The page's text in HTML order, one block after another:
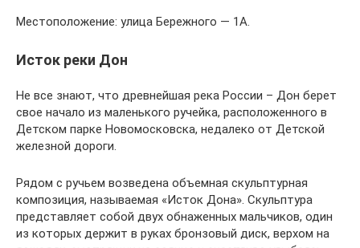
Местоположение: улица Бережного — 1А.
Исток реки Дон
Не все знают, что древнейшая река России – Дон берет
свое начало из маленького ручейка, расположенного в
Детском парке Новомосковска, недалеко от Детской
железной дороги.
Рядом с ручьем возведена объемная скульптурная
композиция, называемая «Исток Дона». Скульптура
представляет собой двух обнаженных мальчиков, один
из которых держит в руках бронзовый диск, верхом на